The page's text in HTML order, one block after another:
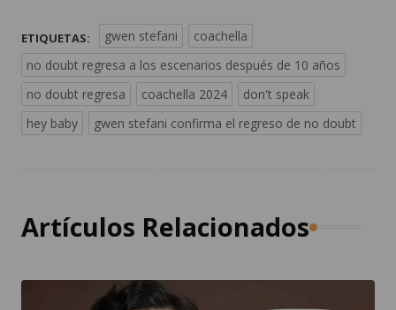
ETIQUETAS: gwen stefani
coachella
no doubt regresa a los escenarios después de 10 años
no doubt regresa
coachella 2024
don't speak
hey baby
gwen stefani confirma el regreso de no doubt
Artículos Relacionados